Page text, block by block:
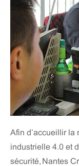
Afin d’accueillir la
industrielle 4.0 et
sécurité, Nantes